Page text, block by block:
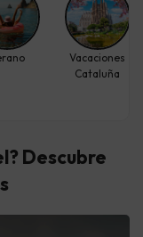
Vacaciones
Cataluña
Descubre